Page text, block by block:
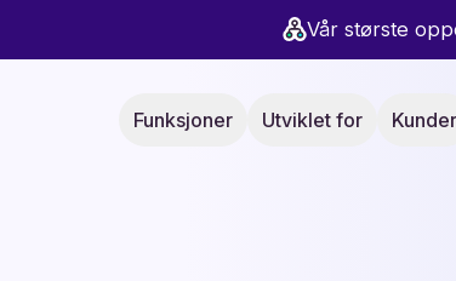
Vår største
Funksjoner Utviklet for Kunder